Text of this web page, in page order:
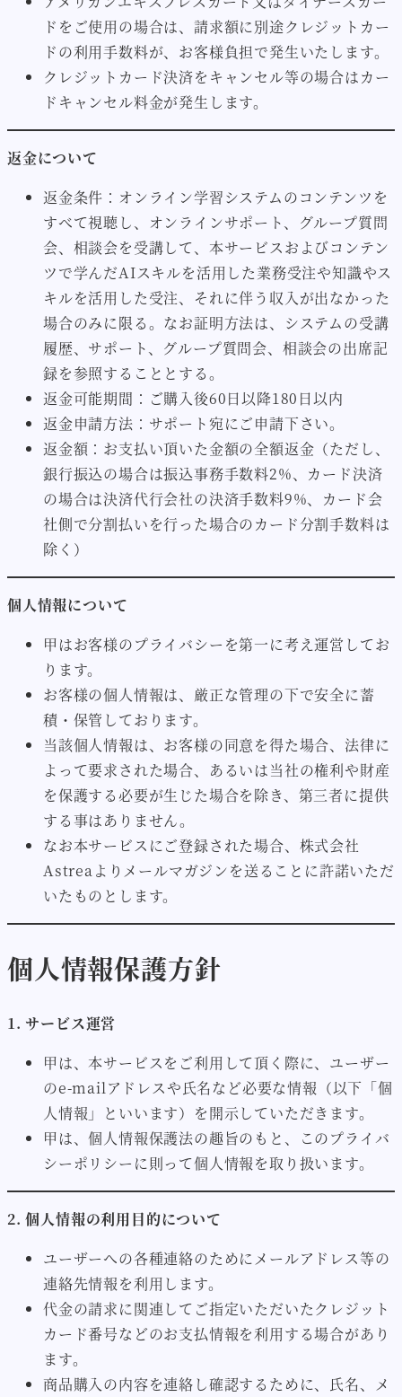
ドをご使用の場合は、請求額に別途クレジットカー
ドの利用手数料が、お客様負担で発生いたします。
クレジットカード決済をキャンセル等の場合はカー
ドキャンセル料金が発生します。
返金について
返金条件：オンライン学習システムのコンテンツを
すべて視聴し、オンラインサポート、グループ質問
会、相談会を受講して、本サービスおよびコンテン
ツで学んだAIスキルを活用した業務受注や知識やス
キルを活用した受注、それに伴う収入が出なかった
場合のみに限る。なお証明方法は、システムの受講
履歴、サポート、グループ質問会、相談会の出席記
録を参照することとする。
返金可能期間：ご購入後60日以降180日以内
返金申請方法：サポート宛にご申請下さい。
返金額：お支払い頂いた金額の全額返金（ただし、
銀行振込の場合は振込事務手数料2%、カード決済
の場合は決済代行会社の決済手数料9%、カード会
社側で分割払いを行った場合のカード分割手数料は
除く）
個人情報について
甲はお客様のプライバシーを第一に考え運営してお
ります。
お客様の個人情報は、厳正な管理の下で安全に蓄
積・保管しております。
当該個人情報は、お客様の同意を得た場合、法律に
よって要求された場合、あるいは当社の権利や財産
を保護する必要が生じた場合を除き、第三者に提供
する事はありません。
なお本サービスにご登録された場合、株式会社
Astreaよりメールマガジンを送ることに許諾いただ
いたものとします。
個人情報保護方針
1. サービス運営
甲は、本サービスをご利用して頂く際に、ユーザー
のe-mailアドレスや氏名など必要な情報（以下「個
人情報」といいます）を開示していただきます。
甲は、個人情報保護法の趣旨のもと、このプライバ
シーポリシーに則って個人情報を取り扱います。
2. 個人情報の利用目的について
ユーザーへの各種連絡のためにメールアドレス等の
連絡先情報を利用します。
代金の請求に関連してご指定いただいたクレジット
カード番号などのお支払情報を利用する場合があり
ます。
商品購入の内容を連絡し確認するために、氏名、メ